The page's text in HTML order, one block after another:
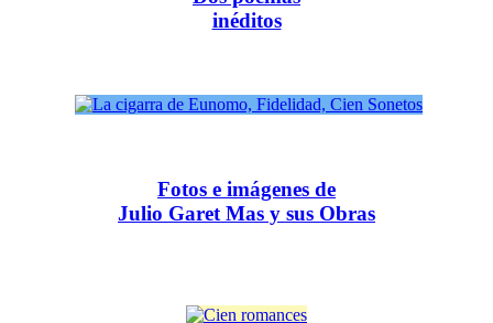
inéditos
Fotos e imágenes de
Julio Garet Mas y sus Obras